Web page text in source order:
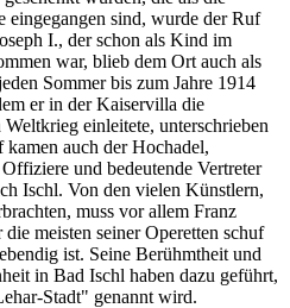
eingegangen sind, wurde der Ruf
I., der schon als Kind im
war, blieb dem Ort auch als
Sommer bis zum Jahre 1914
er in der Kaiservilla die
einleitete, unterschrieben
auch der Hochadel,
und bedeutende Vertreter
Ischl. Von den vielen Künstlern,
muss vor allem Franz
meisten seiner Operetten schuf
ist. Seine Berühmtheit und
in Bad Ischl haben dazu geführt,
Stadt" genannt wird.